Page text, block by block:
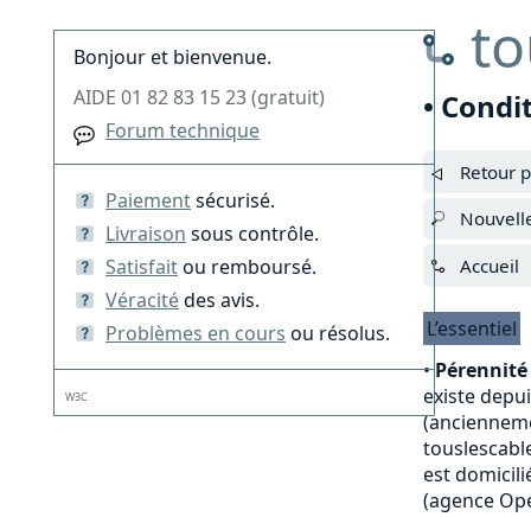
•
Retour
Accueil
L’essentiel
•
existe
est
(agence
Bonjour et bienvenue.
AIDE 01 82 83 15 23 (gratuit)
Forum technique
Paiementsécurisé.
Livraison sous contrôle.
Satisfaitou remboursé.
Véracitédes avis.
Problèmes en cours ou résolus.
W3C